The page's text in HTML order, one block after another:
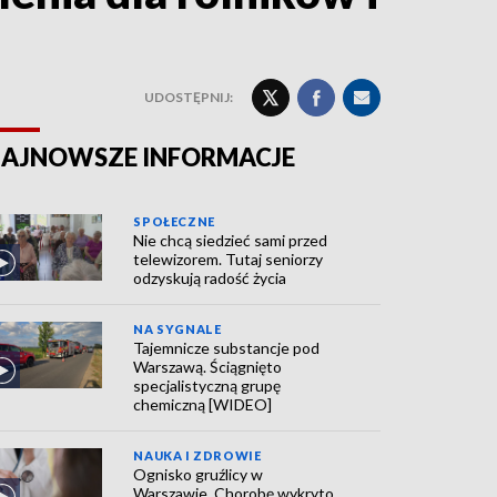
UDOSTĘPNIJ:
INFORMACJE
SPOŁECZNE
Nie chcą siedzieć sami przed
telewizorem. Tutaj seniorzy
odzyskują radość życia
NA SYGNALE
Tajemnicze substancje pod
Warszawą. Ściągnięto
specjalistyczną grupę
chemiczną [WIDEO]
NAUKA I ZDROWIE
Ognisko gruźlicy w
Warszawie. Chorobę wykryto